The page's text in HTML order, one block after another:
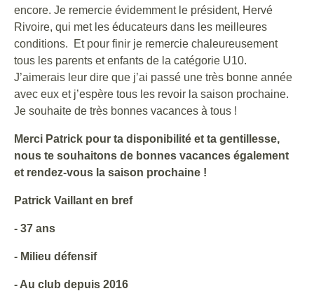
encore. Je remercie évidemment le président, Hervé
Rivoire, qui met les éducateurs dans les meilleures
conditions. Et pour finir je remercie chaleureusement
tous les parents et enfants de la catégorie U10.
J’aimerais leur dire que j’ai passé une très bonne année
avec eux et j’espère tous les revoir la saison prochaine.
Je souhaite de très bonnes vacances à tous !
Merci Patrick pour ta disponibilité et ta gentillesse,
nous te souhaitons de bonnes vacances également
et rendez-vous la saison prochaine !
Patrick Vaillant en bref
- 37 ans
- Milieu défensif
- Au club depuis 2016